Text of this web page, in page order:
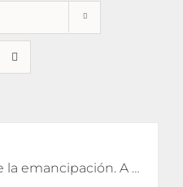
Lacan en las lógicas de la emancipación. A partir de los textos de Jorge Alemán.